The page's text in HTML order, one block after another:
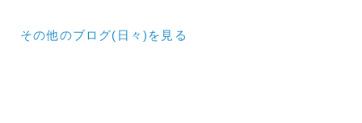
その他のブログ(日々) を見る